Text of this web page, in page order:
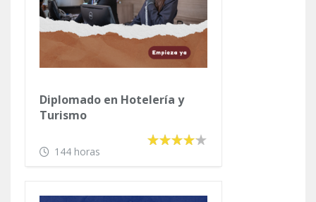
Diplomado en Hotelería y
Turismo
144 horas